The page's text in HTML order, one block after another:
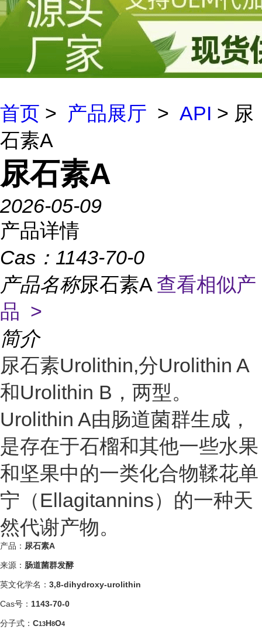
首页 > 产品展厅 > API > 尿
石素A
尿石素A
2026-05-09
产品详情
Cas： 1143-70-0
产品名称尿石素A 查看相似产
品 >
简介
尿石素Urolithin,分Urolithin A
和Urolithin B，两型。
Urolithin A由肠道菌群生成，
是存在于石榴和其他一些水果
和坚果中的一类化合物鞣花单
宁（Ellagitannins）的一种天
然代谢产物。
产品： 尿石素A
来源： 肠道菌群发酵
英文化学名： 3,8-dihydroxy-urolithin
Cas号： 1143-70-0
分子式： C13H8O4